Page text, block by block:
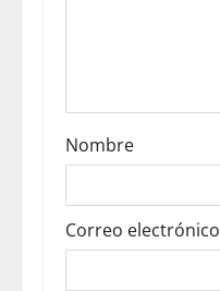
o
n
Nombre
Correo electrónico